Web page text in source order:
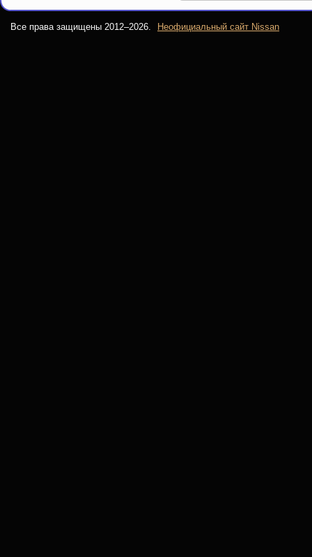
Все права защищены 2012–2026. Неофициальный сайт Nissan